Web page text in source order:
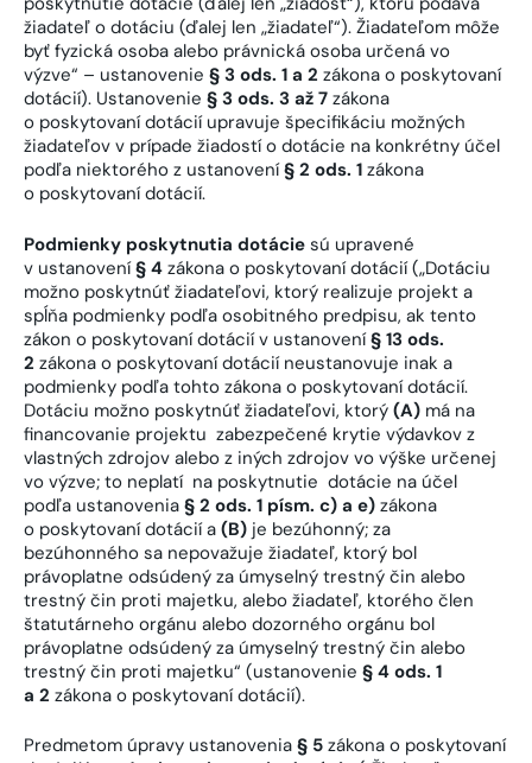
žiadateľ o dotáciu (ďalej len „žiadateľ“). Žiadateľom môže
byť fyzická osoba alebo právnická osoba určená vo
výzve“ – ustanovenie § 3 ods. 1 a 2 zákona o poskytovaní
dotácií). Ustanovenie § 3 ods. 3 až 7 zákona
o poskytovaní dotácií upravuje špecifikáciu možných
žiadateľov v prípade žiadostí o dotácie na konkrétny účel
podľa niektorého z ustanovení§ 2 ods. 1 zákona
o poskytovaní dotácií.
Podmienky poskytnutia dotácie sú upravené
v ustanovení§ 4 zákona o poskytovaní dotácií („Dotáciu
možno poskytnúť žiadateľovi, ktorý realizuje projekt a
spĺňa podmienky podľa osobitného predpisu, ak tento
zákon o poskytovaní dotácií v ustanovení§ 13 ods.
2 zákona o poskytovaní dotácií neustanovuje inak a
podmienky podľa tohto zákona o poskytovaní dotácií.
Dotáciu možno poskytnúť žiadateľovi, ktorý (A) má na
financovanie projektu zabezpečené krytie výdavkov z
vlastných zdrojov alebo z iných zdrojov vo výške určenej
vo výzve; to neplatí na poskytnutie dotácie na účel
podľa ustanovenia § 2 ods. 1 písm. c) a e) zákona
o poskytovaní dotácií a (B) je bezúhonný; za
bezúhonného sa nepovažuje žiadateľ, ktorý bol
právoplatne odsúdený za úmyselný trestný čin alebo
trestný čin proti majetku, alebo žiadateľ, ktorého člen
štatutárneho orgánu alebo dozorného orgánu bol
právoplatne odsúdený za úmyselný trestný čin alebo
trestný čin proti majetku“ (ustanovenie § 4 ods. 1
a 2 zákona o poskytovaní dotácií).
Predmetom úpravy ustanovenia § 5 zákona o poskytovaní